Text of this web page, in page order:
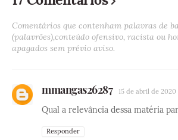
Comentários que contenham palavras de
(palavrões),conteúdo ofensivo, racista ou
apagados sem prévio aviso.
mmangas26287 15 de abril de 2020
Qual a relevância dessa matéria
Responder